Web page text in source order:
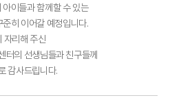
이들과 함께할 수 있는
히 이어갈 예정입니다.
자리해 주신
터의 선생님들과 친구들께
감사드립니다.